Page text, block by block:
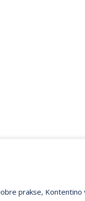
prakse, Kontentino